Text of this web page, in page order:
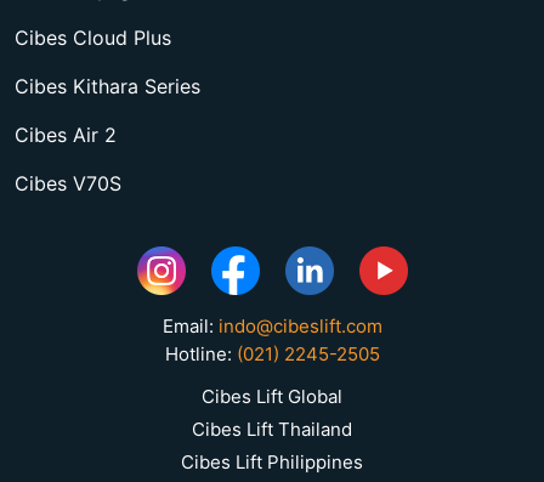
Cibes Cloud Plus
Cibes Kithara Series
Cibes Air 2
Cibes V70S
Email: indo@cibeslift.com
Hotline: (021) 2245-2505
Cibes Lift Global
Cibes Lift Thailand
Cibes Lift Philippines